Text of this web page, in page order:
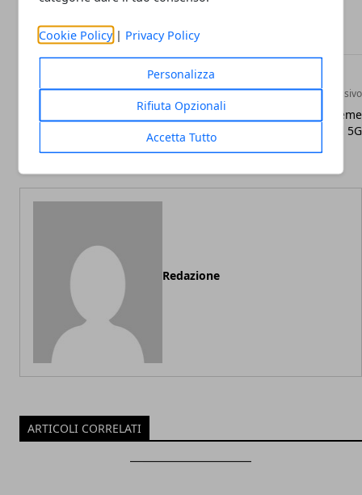
Cookie Policy | Privacy Policy
Personalizza
Rifiuta Opzionali
Accetta Tutto
Facebook
TwitterWhatsapp
Articolo Precedente
Proseguono gli asconti su
Google Play grazie a Wind
Articolo Successivo
TIM e Sony Mobile insieme
per il 5G
Redazione
ARTICOLI CORRELATI